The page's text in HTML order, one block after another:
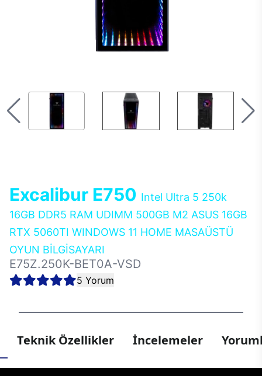
Excalibur E750 Intel Ultra 5 250k
16GB DDR5 RAM UDIMM 500GB M2 ASUS 16GB
RTX 5060TI WINDOWS 11 HOME MASAÜSTÜ
OYUN BİLGİSAYARI
E75Z.250K-BET0A-VSD
5 Yorum
Teknik Özellikler İncelemeler